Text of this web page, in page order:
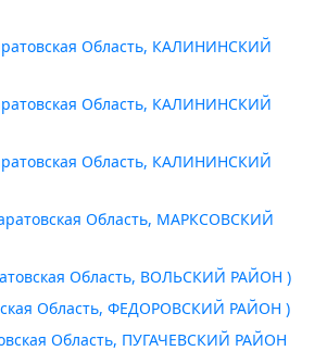
Область, КАЛИНИНСКИЙ
Область, КАЛИНИНСКИЙ
Область, КАЛИНИНСКИЙ
Область, МАРКСОВСКИЙ
Область, ВОЛЬСКИЙ РАЙОН )
Область, ФЕДОРОВСКИЙ РАЙОН )
Область, ПУГАЧЕВСКИЙ РАЙОН